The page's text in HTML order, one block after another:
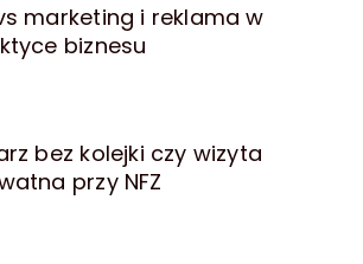
marketing i reklama w
biznesu
bez kolejki czy wizyta
przy NFZ